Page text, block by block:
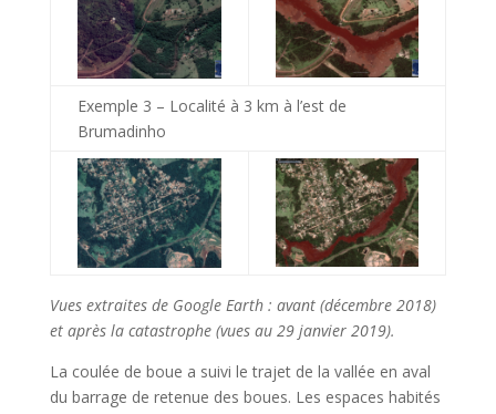
Exemple 3 – Localité à 3 km à l’est de
Brumadinho
Vues extraites de Google Earth : avant (décembre 2018)
et après la catastrophe (vues au 29 janvier 2019).
La coulée de boue a suivi le trajet de la vallée en aval
du barrage de retenue des boues. Les espaces habités